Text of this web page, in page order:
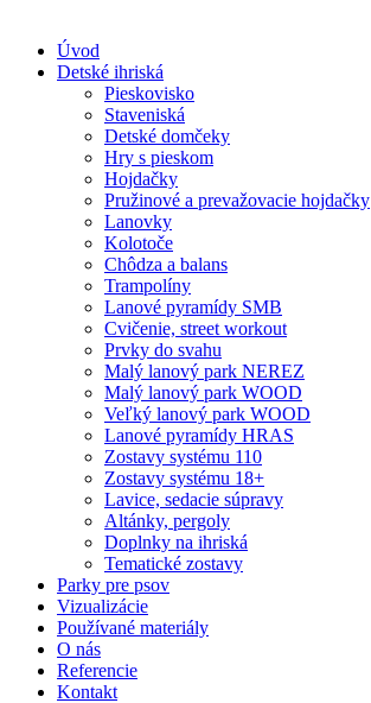
content
Úvod
Detské ihriská
Pieskovisko
Staveniská
Detské domčeky
Hry s pieskom
Hojdačky
Pružinové a prevažovacie hojdačky
Lanovky
Kolotoče
Chôdza a balans
Trampolíny
Lanové pyramídy SMB
Cvičenie, street workout
Prvky do svahu
Malý lanový park NEREZ
Malý lanový park WOOD
Veľký lanový park WOOD
Lanové pyramídy HRAS
Zostavy systému 110
Zostavy systému 18+
Lavice, sedacie súpravy
Altánky, pergoly
Doplnky na ihriská
Tematické zostavy
Parky pre psov
Vizualizácie
Používané materiály
O nás
Referencie
Kontakt